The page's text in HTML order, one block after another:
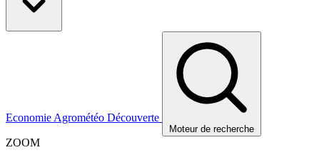
Economie Agrométéo Découverte
Moteur de recherche
ZOOM